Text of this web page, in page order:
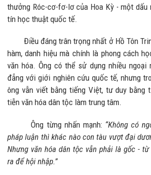
thưởng Róc-cơ-fơ-lơ của Hoa Kỳ - một dấu
tín học thuật quốc tế.
Điều đáng trân trọng nhất ở Hồ Tôn
hàm, danh hiệu mà chính là phong cách
văn hóa. Ông có thể sử dụng nhiều ngoại
đẳng với giới nghiên cứu quốc tế, nhưng
ông vẫn viết bằng tiếng Việt, tư duy bằng
tiễn văn hóa dân tộc làm trung tâm.
Ông từng nhấn mạnh: “Không có
pháp luận thì khác nào con tàu vượt đại
Nhưng văn hóa dân tộc vẫn phải là gốc -
ra để hội nhập.”